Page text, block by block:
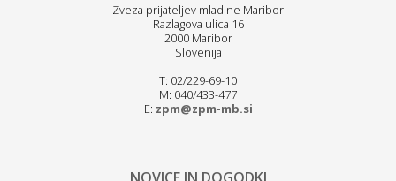
Zveza prijateljev mladine Maribor
Razlagova ulica 16
2000 Maribor
Slovenija
T: 02/229-69-10
M: 040/433-477
E: zpm@zpm-mb.si